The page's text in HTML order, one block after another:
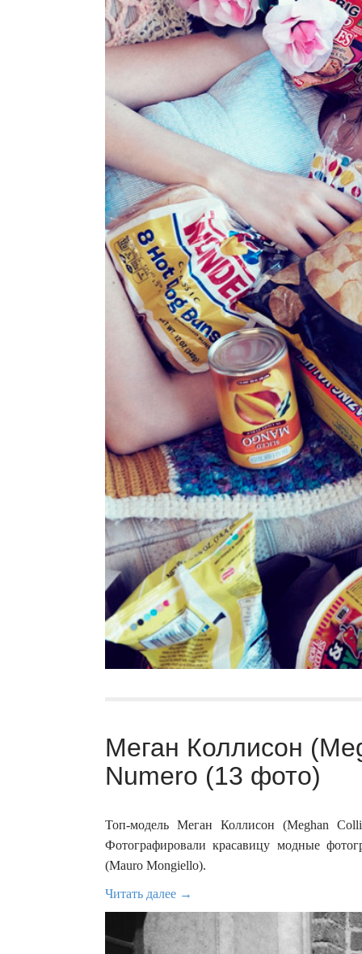
Меган Коллисон
Numero (13 фото)
Топ-модель Меган Коллисон (Meghan
Фотографировали красавицу модные
(Mauro Mongiello).
Читать далее →